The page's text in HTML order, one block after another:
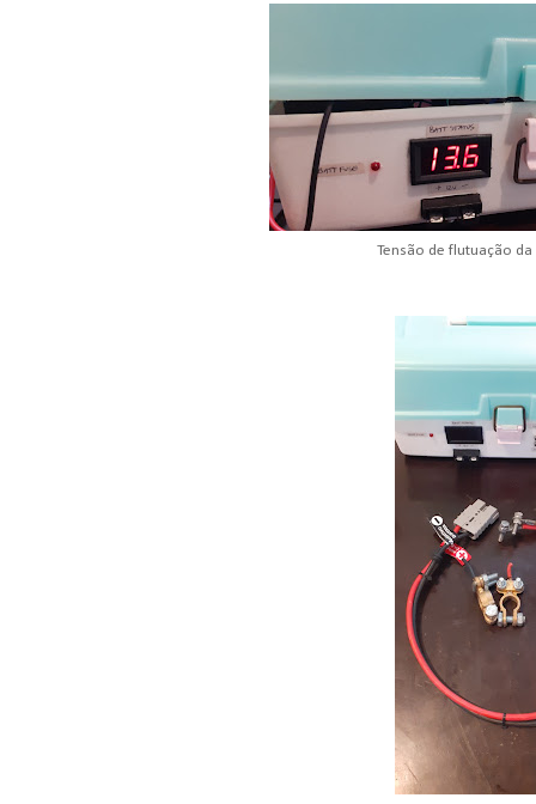
Tensão de flutuação da